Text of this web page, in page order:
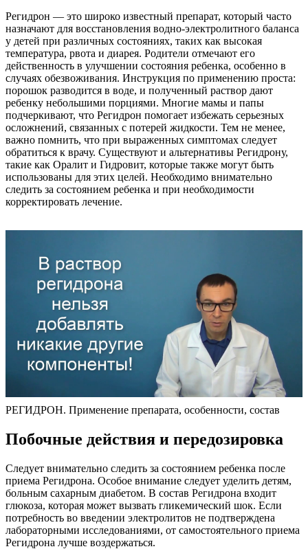
Регидрон — это широко известный препарат, который часто
назначают для восстановления водно-электролитного баланса
у детей при различных состояниях, таких как высокая
температура, рвота и диарея. Родители отмечают его
действенность в улучшении состояния ребенка, особенно в
случаях обезвоживания. Инструкция по применению проста:
порошок разводится в воде, и полученный раствор дают
ребенку небольшими порциями. Многие мамы и папы
подчеркивают, что Регидрон помогает избежать серьезных
осложнений, связанных с потерей жидкости. Тем не менее,
важно помнить, что при выраженных симптомах следует
обратиться к врачу. Существуют и альтернативы Регидрону,
такие как Оралит и Гидровит, которые также могут быть
использованы для этих целей. Необходимо внимательно
следить за состоянием ребенка и при необходимости
корректировать лечение.
РЕГИДРОН. Применение препарата, особенности, состав
Побочные действия и передозировка
Следует внимательно следить за состоянием ребенка после
приема Регидрона. Особое внимание следует уделить детям,
больным сахарным диабетом. В состав Регидрона входит
глюкоза, которая может вызвать гликемический шок. Если
потребность во введении электролитов не подтверждена
лабораторными исследованиями, от самостоятельного приема
Регидрона лучше воздержаться.